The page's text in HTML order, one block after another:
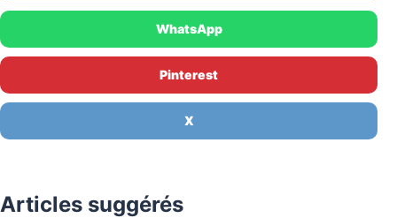
WhatsApp
Pinterest
X
Articles suggérés